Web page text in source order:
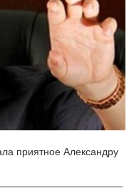
приятное Александру